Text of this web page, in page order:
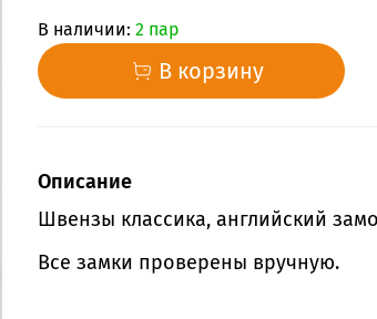
В наличии: 2 пар
В корзину
Описание
Швензы классика, английский
Все замки проверены вручную.